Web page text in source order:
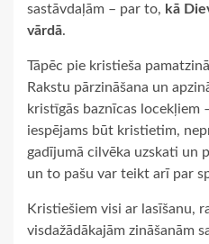
sastāvdaļām – par to, kā
vārdā.
Tāpēc pie kristieša
Rakstu pārzināšana un
kristīgās baznīcas locekļiem
iespējams būt kristietim,
gadījumā cilvēka uzskati un
un to pašu var teikt arī par
Kristiešiem visi ar lasīšanu,
visdažādākajām zināšanām